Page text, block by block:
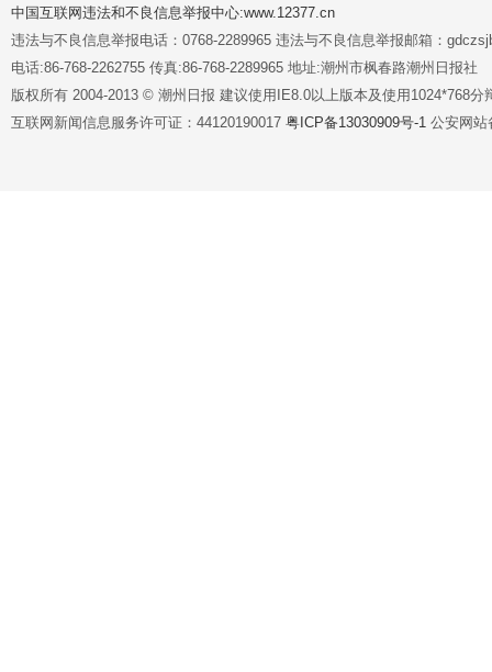
中国互联网违法和不良信息举报中心:www.12377.cn
违法与不良信息举报电话：0768-2289965 违法与不良信息举报邮箱：
电话:86-768-2262755 传真:86-768-2289965 地址:潮州市枫春路潮州日报社
版权所有 2004-2013 © 潮州日报 建议使用IE8.0以上版本及使用1024*768分
互联网新闻信息服务许可证：44120190017 粤ICP备13030909号-1 公安网站